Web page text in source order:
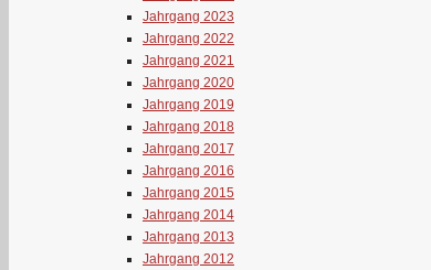
Jahrgang 2023
Jahrgang 2022
Jahrgang 2021
Jahrgang 2020
Jahrgang 2019
Jahrgang 2018
Jahrgang 2017
Jahrgang 2016
Jahrgang 2015
Jahrgang 2014
Jahrgang 2013
Jahrgang 2012